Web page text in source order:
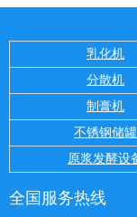
乳化机
分散机
制膏机
不锈钢储罐
原浆发酵设
全国服务热线